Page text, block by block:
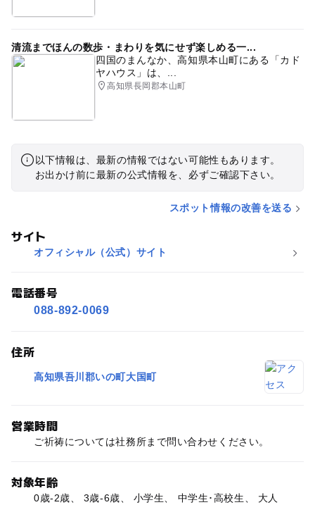
清流までほんの数歩・まわりを気にせず楽しめる一...
四国のまんなか、高知県本山町にある「カド
ヤハウス」は、...
高知県長岡郡本山町
以下情報は、最新の情報ではない可能性もあります。
お出かけ前に最新の公式情報を、必ずご確認下さい。
スポット情報の改善を送る
サイト
オフィシャル（公式）サイト
電話番号
088-892-0069
住所
高知県吾川郡いの町大国町
営業時間
ご祈祷については社務所まで問い合わせください。
対象年齢
0歳-2歳、 3歳-6歳、 小学生、 中学生･高校生、 大人